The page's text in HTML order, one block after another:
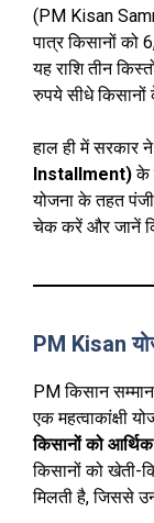
(PM Kisan
पात्र किसानों को
यह राशि तीन
रुपये सीधे
हाल ही में सरकार ने
Installment)के
योजना के तहत
चेक करें और जानें
PM Kisan
PM किसान सम्मान
एक महत्वाकांक्षी
किसानों को
किसानों को खेती-
मिलती है, जिससे